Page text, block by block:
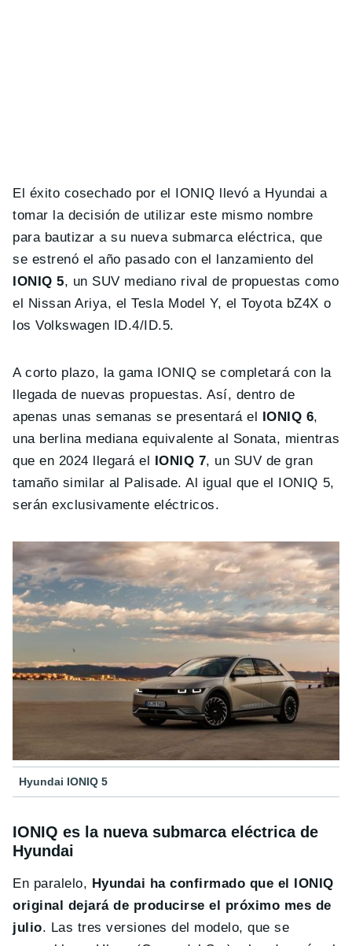
El éxito cosechado por el IONIQ llevó a Hyundai a
tomar la decisión de utilizar este mismo nombre
para bautizar a su nueva submarca eléctrica, que
se estrenó el año pasado con el lanzamiento del
IONIQ 5, un SUV mediano rival de propuestas como
el Nissan Ariya, el Tesla Model Y, el Toyota bZ4X o
los Volkswagen ID.4/ID.5.
A corto plazo, la gama IONIQ se completará con la
llegada de nuevas propuestas. Así, dentro de
apenas unas semanas se presentará el
IONIQ 6,
una berlina mediana equivalente al Sonata, mientras
que en 2024 llegará el
IONIQ 7, un SUV de gran
tamaño similar al Palisade. Al igual que el IONIQ 5,
serán exclusivamente eléctricos.
Hyundai IONIQ 5
IONIQ es la nueva submarca eléctrica de
Hyundai
En paralelo, Hyundai ha confirmado que el IONIQ
original dejará de producirse el próximo mes de
julio. Las tres versiones del modelo, que se